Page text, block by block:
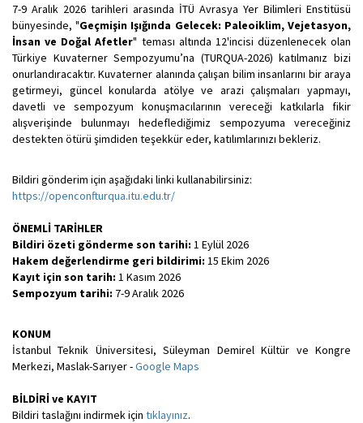
7-9 Aralık 2026 tarihleri arasında İTÜ Avrasya Yer Bilimleri Enstitüsü
bünyesinde, "Geçmişin Işığında Gelecek: Paleoiklim, Vejetasyon,
İnsan ve Doğal Afetler" teması altında 12'incisi düzenlenecek olan
Türkiye Kuvaterner Sempozyumu’na (TURQUA-2026) katılmanız bizi
onurlandıracaktır. Kuvaterner alanında çalışan bilim insanlarını bir araya
getirmeyi, güncel konularda atölye ve arazi çalışmaları yapmayı,
davetli ve sempozyum konuşmacılarının vereceği katkılarla fikir
alışverişinde bulunmayı hedeflediğimiz sempozyuma vereceğiniz
destekten ötürü şimdiden teşekkür eder, katılımlarınızı bekleriz.
Bildiri gönderim için aşağıdaki linki kullanabilirsiniz:
https://openconfturqua.itu.edu.tr/
ÖNEMLİ TARİHLER
Bildiri özeti gönderme son tarihi: 1 Eylül 2026
Hakem değerlendirme geri bildirimi: 15 Ekim 2026
Kayıt için son tarih: 1 Kasım 2026
Sempozyum tarihi: 7-9 Aralık 2026
KONUM
İstanbul Teknik Üniversitesi, Süleyman Demirel Kültür ve Kongre
Merkezi, Maslak-Sarıyer -Google Maps
BİLDİRİ ve KAYIT
Bildiri taslağını indirmek için tıklayınız.